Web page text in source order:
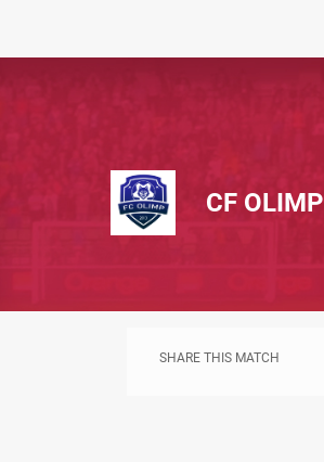
CF OLIMP
SHARE THIS MATCH